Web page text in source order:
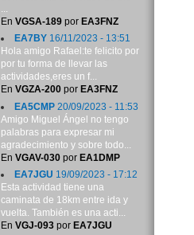
...
En VGSA-189por EA3FNZ
EA7BY16/11/2023 - 13:51
Hola amigo Rafael:te felicito por
por tu forma de llevar las
actividades,eres un f...
En VGZA-200por EA3FNZ
EA5CMP20/09/2023 - 11:53
Amigo Miguel Ángel no tengo
palabras para expresar mi
agradecimiento y sobre todo...
En VGAV-030por EA1DMP
EA7JGU 19/09/2023 - 17:12
Esta actividad tiene una
caminata de 18km entre ida y
vuelta. También es una acti...
En VGJ-093por EA7JGU